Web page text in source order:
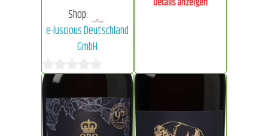
Shop:
e-luscious Deutschland
GmbH
0
von
5